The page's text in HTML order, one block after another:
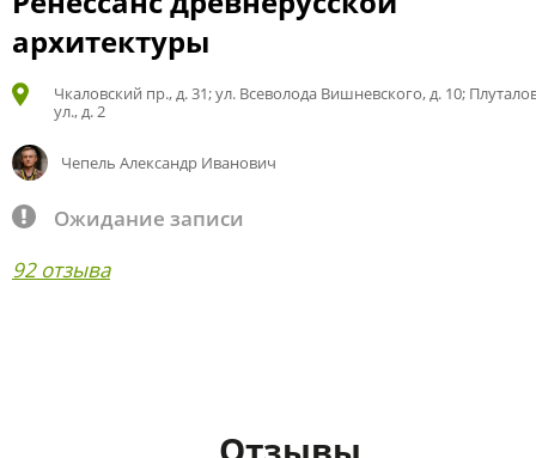
архитектуры
Чкаловский пр., д. 31; ул. Всеволода Вишневского, д. 10;
ул., д. 2
Чепель Александр Иванович
Ожидание записи
92 отзыва